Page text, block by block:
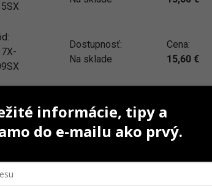
Dostupnosť:
Na sklade
Cena:
15,60 €
informácie, tipy a
do e-mailu ako prvý.